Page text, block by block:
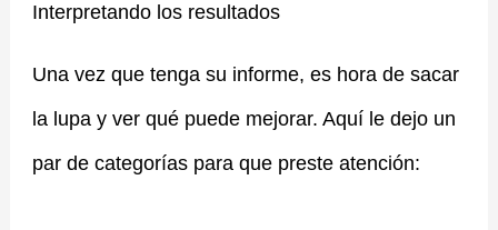
Interpretando los resultados
Una vez que tenga su informe, es hora de sacar
la lupa y ver qué puede mejorar. Aquí le dejo un
par de categorías para que preste atención: